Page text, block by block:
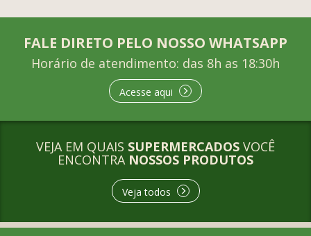
FALE DIRETO PELO NOSSO WHATSAPP
Horário de atendimento: das 8h as 18:30h
Acesse aqui
VEJA EM QUAIS SUPERMERCADOS VOCÊ
ENCONTRA NOSSOS PRODUTOS
Veja todos